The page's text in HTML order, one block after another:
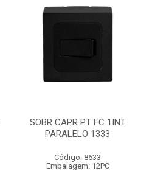
SOBR CAPR PT FC 1INT
PARALELO 1333
Código: 8633
Embalagem: 12PC